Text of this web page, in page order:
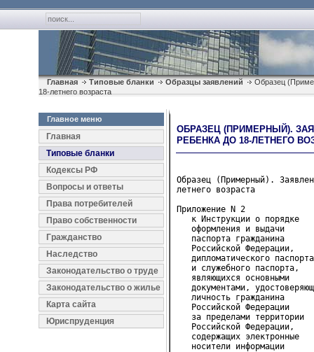
Главная Типовые бланки Образцы заявлений
Образец
18-летнего возраста
Главное меню
Главная
Типовые бланки
Кодексы РФ
Вопросы и ответы
Права потребителей
Право собственности
Гражданство
Наследство
Законодательство о труде
Законодательство о жилье
Карта сайта
Юриспруденция
ОБРАЗЕЦ (ПРИМЕРНЫЙ).
РЕБЕНКА ДО 18-ЛЕТНЕГО
Образец (Примерный).
летнего возраста
Приложение N 2
к Инструкции о порядке
оформления и выдачи
паспорта гражданина
Российской Федерации,
дипломатического паспорта
и служебного паспорта,
являющихся основными
документами,
личность гражданина
Российской Федерации
за пределами территории
Российской Федерации,
содержащих электронные
носители информации